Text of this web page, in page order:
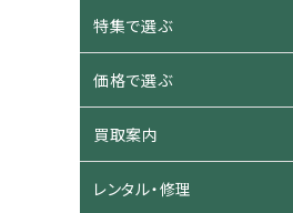
特集で選ぶ
価格で選ぶ
買取案内
レンタル・修理